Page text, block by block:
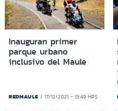
Inauguran primer
parque urbano
inclusivo del Maule
REDMAULE 17/12/2021 - 13:49 HRS